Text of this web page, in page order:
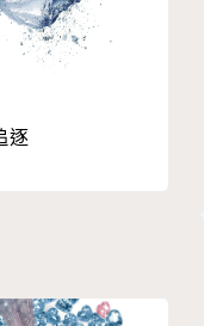
易蒸發的水。連結
更強大而成了勢不
：
義色彩。在這本最
逐